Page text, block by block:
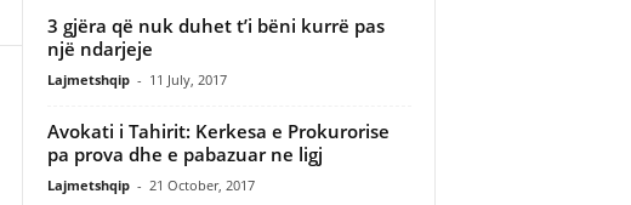
3 gjëra që nuk duhet t’i bëni kurrë pas
një ndarjeje
Lajmetshqip - 11 July, 2017
Avokati i Tahirit: Kerkesa e Prokurorise
pa prova dhe e pabazuar ne ligj
Lajmetshqip - 21 October, 2017